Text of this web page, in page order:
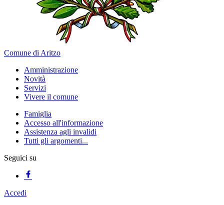
Comune di Aritzo
Amministrazione
Novità
Servizi
Vivere il comune
Famiglia
Accesso all'informazione
Assistenza agli invalidi
Tutti gli argomenti...
Seguici su
Accedi